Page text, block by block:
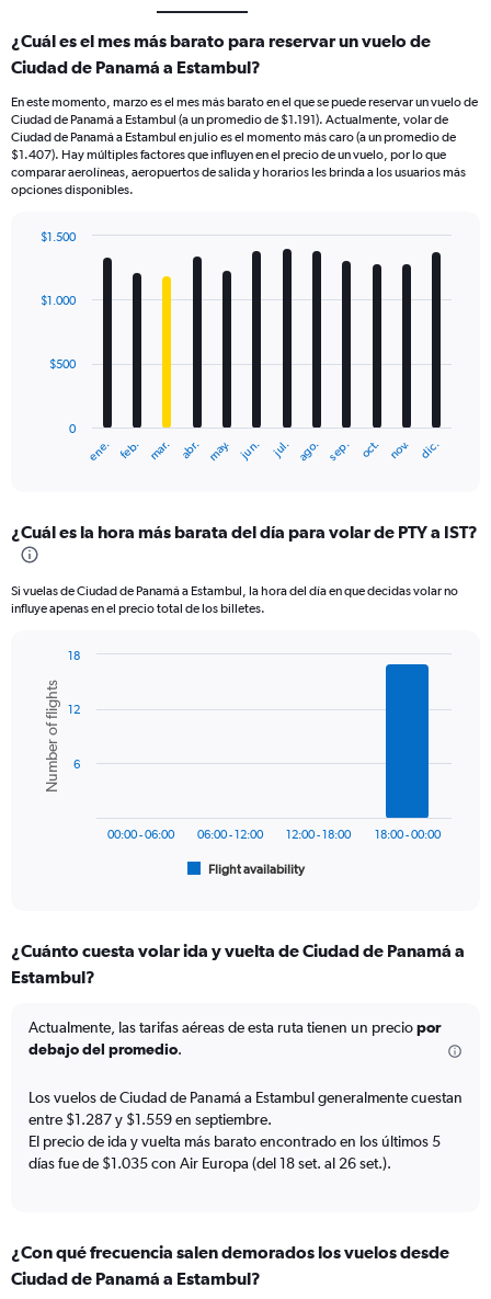
¿Cuál es el mes más barato para reservar un vuelo de
Ciudad de Panamá a Estambul?
En este momento, marzo es el mes más barato en el que se puede reservar un vuelo de
Ciudad de Panamá a Estambul (a un promedio de $1.191). Actualmente, volar de
Ciudad de Panamá a Estambul en julio es el momento más caro (a un promedio de
$1.407). Hay múltiples factores que influyen en el precio de un vuelo, por lo que
comparar aerolíneas, aeropuertos de salida y horarios les brinda a los usuarios más
opciones disponibles.
with
12
The
Range:
12
The
chart
axis
displaying
values.
Range:
ene. feb. mar. abr. may. jun. jul. ago. sep. oct. nov. dic.
0
$500
$1.000
$1.500
¿Cuál es la hora más barata del día para volar de PTY a IST?
Si vuelas de Ciudad de Panamá a Estambul, la hora del día en que decidas volar no
influye apenas en el precio total de los billetes.
chart
with
bars.
The
Range:
6
The
chart
has
Y
axis
displaying
Number
0
to
18.
Chart
graphic.
Number of flights
Flight availability
00:00 - 06:00 06:00 - 12:00 12:00 - 18:00 18:00 - 00:00
6
12
18
¿Cuánto cuesta volar ida y vuelta de Ciudad de Panamá a
Estambul?
Actualmente, las tarifas aéreas de esta ruta tienen un preciopor
debajo del promedio.
Los vuelos de Ciudad de Panamá a Estambul generalmente cuestan
entre $1.287 y $1.559 en septiembre.
El precio de ida y vuelta más barato encontrado en los últimos 5
días fue de $1.035 con Air Europa (del 18 set. al 26 set.).
¿Con qué frecuencia salen demorados los vuelos desde
Ciudad de Panamá a Estambul?